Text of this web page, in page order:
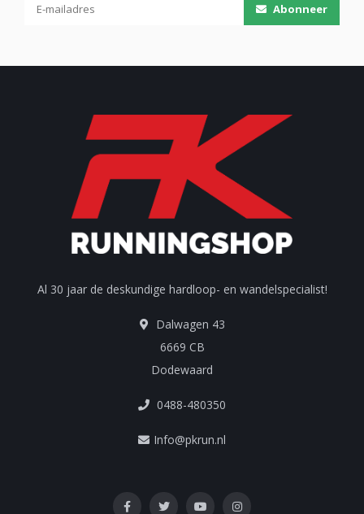
Abonneer
Al 30 jaar de deskundige hardloop- en wandelspecialist!
Dalwagen 43
6669 CB
Dodewaard
0488-480350
Info@pkrun.nl